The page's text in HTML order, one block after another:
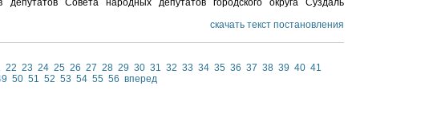
Совета народных депутатов городского округа Суздаль
скачать текст постановления
22 23 24 25 26 27 28 29 30 31 32 33 34 35 36 37 38 39 40 41
50 51 52 53 54 55 56 вперед